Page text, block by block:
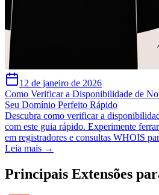
12 de janeiro de 2026
Como Verificar a Disponibilidade de
Seu Domínio Perfeito Rápido
Descubra como verificar a
com este guia rápido. Experimente
em registradores e consultas WHOIS
Leia mais →
Principais Extensões